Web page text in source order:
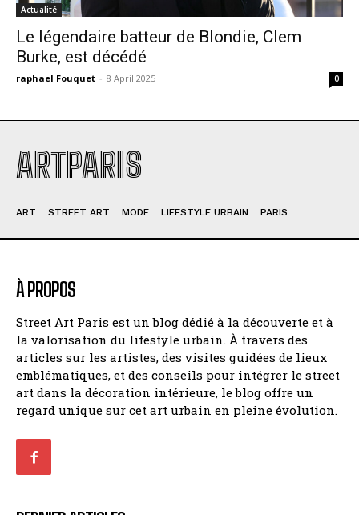
Actualité
Le légendaire batteur de Blondie, Clem
Burke, est décédé
raphael Fouquet - 8 April 2025 0
ARTPARIS
ART STREET ART MODE LIFESTYLE URBAIN PARIS
À PROPOS
Street Art Paris est un blog dédié à la découverte et à
la valorisation du lifestyle urbain. À travers des
articles sur les artistes, des visites guidées de lieux
emblématiques, et des conseils pour intégrer le street
art dans la décoration intérieure, le blog offre un
regard unique sur cet art urbain en pleine évolution.